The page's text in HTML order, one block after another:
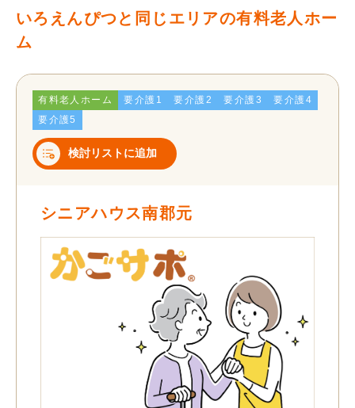
いろえんぴつと同じエリアの有料老人ホー
ム
有料老人ホーム 要介護1 要介護2 要介護3
要介護4
要介護5
検討リストに追加
シニアハウス南郡元